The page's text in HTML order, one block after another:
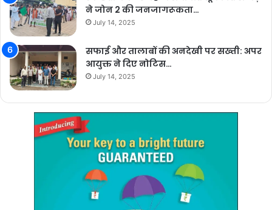
ने जोन 2 की जनजागरूकता…
July 14, 2025
सफाई और तालाबों की अनदेखी पर सख्ती: अपर
आयुक्त ने दिए नोटिस…
July 14, 2025